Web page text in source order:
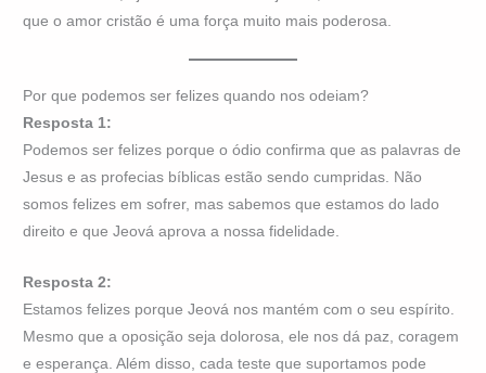
que o amor cristão é uma força muito mais poderosa.
Por que podemos ser felizes quando nos odeiam?
Resposta 1:
Podemos ser felizes porque o ódio confirma que as palavras de
Jesus e as profecias bíblicas estão sendo cumpridas. Não
somos felizes em sofrer, mas sabemos que estamos do lado
direito e que Jeová aprova a nossa fidelidade.
Resposta 2:
Estamos felizes porque Jeová nos mantém com o seu espírito.
Mesmo que a oposição seja dolorosa, ele nos dá paz, coragem
e esperança. Além disso, cada teste que suportamos pode